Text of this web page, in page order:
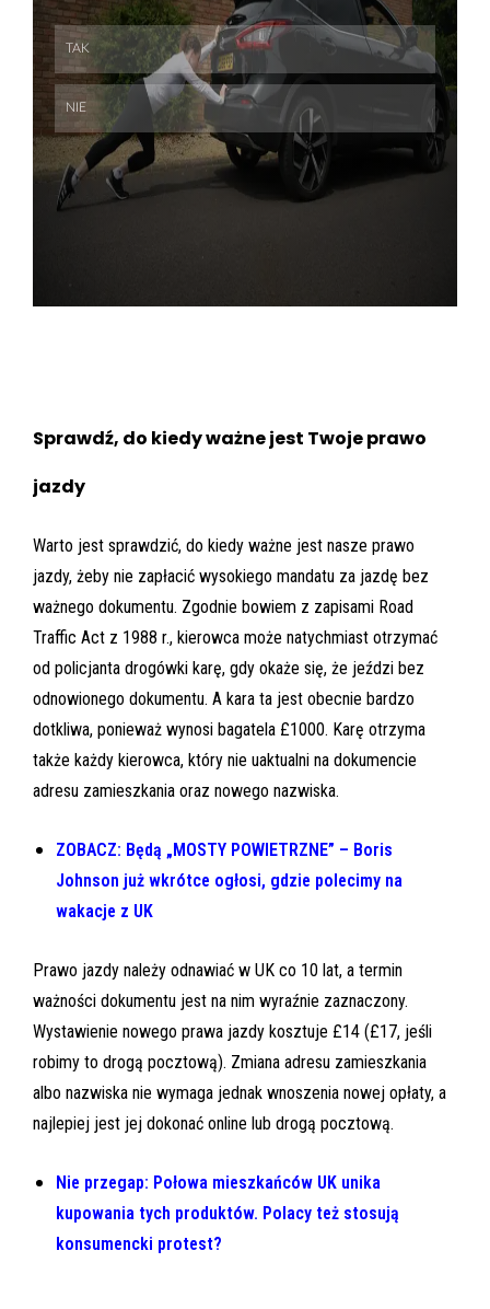
Skip
Skip
Sprawdź, do kiedy ważne jest Twoje prawo
jazdy
Warto jest sprawdzić, do kiedy ważne jest nasze prawo
jazdy, żeby nie zapłacić wysokiego mandatu za jazdę bez
ważnego dokumentu. Zgodnie bowiem z zapisami Road
Traffic Act z 1988 r., kierowca może natychmiast otrzymać
od policjanta drogówki karę, gdy okaże się, że jeździ bez
odnowionego dokumentu. A kara ta jest obecnie bardzo
dotkliwa, ponieważ wynosi bagatela £1000. Karę otrzyma
także każdy kierowca, który nie uaktualni na dokumencie
adresu zamieszkania oraz nowego nazwiska.
ZOBACZ: Będą „MOSTY POWIETRZNE” – Boris
Johnson już wkrótce ogłosi, gdzie polecimy na
wakacje z UK
Prawo jazdy należy odnawiać w UK co 10 lat, a termin
ważności dokumentu jest na nim wyraźnie zaznaczony.
Wystawienie nowego prawa jazdy kosztuje £14 (£17, jeśli
robimy to drogą pocztową). Zmiana adresu zamieszkania
albo nazwiska nie wymaga jednak wnoszenia nowej opłaty, a
najlepiej jest jej dokonać online lub drogą pocztową.
Nie przegap: Połowa mieszkańców UK unika
kupowania tych produktów. Polacy też stosują
konsumencki protest?